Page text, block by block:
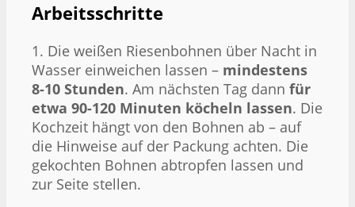
Arbeitsschritte
1. Die weißen Riesenbohnen über Nacht in
Wasser einweichen lassen – mindestens
8-10 Stunden. Am nächsten Tag dann für
etwa 90-120 Minuten köcheln lassen. Die
Kochzeit hängt von den Bohnen ab – auf
die Hinweise auf der Packung achten. Die
gekochten Bohnen abtropfen lassen und
zur Seite stellen.